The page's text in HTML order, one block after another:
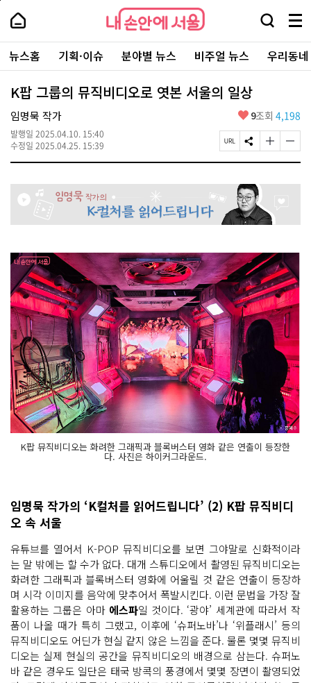
본
로
가
내
손
안
에
서
울
-
서
울
시
대
표
소
포
털
내
손
에
울
검
창
열
기
메
뉴
전
체
보
주
요
서
뉴스홈 기획·이슈 분야별 뉴스 비주얼 뉴스 우리동
K팝 그룹의 뮤직비디오로 엿본 서울의 일상
임명묵 작가
발행일 2025.04.10. 15:40
수정일 2025.04.25. 15:39
좋
요
9조회 4,198
페
이
U
L
복
사
S
N
공
유
하
기
글
자
기
게
변
경
기
글
자
기
경
기
K팝 뮤직비디오는 화려한 그래픽과 블록버스터 영화 같은 연출이 등장한
다. 사진은 하이커그라운드.
임명묵 작가의 ‘K컬처를 읽어드립니다’ (2) K팝 뮤직비디
오 속 서울
유튜브를 열어서 K-POP 뮤직비디오를 보면 그야말로 신화적이라
는 말 밖에는 할 수가 없다. 대개 스튜디오에서 촬영된 뮤직비디오는
화려한 그래픽과 블록버스터 영화에 어울릴 것 같은 연출이 등장하
며 시각 이미지를 음악에 맞추어서 폭발시킨다. 이런 문법을 가장 잘
활용하는 그룹은 아마 에스파일 것이다. ‘광야’ 세계관에 따라서 작
품이 나올 때가 특히 그랬고, 이후에 ‘슈퍼노바’나 ‘위플래시’ 등의
뮤직비디오도 어딘가 현실 같지 않은 느낌을 준다. 물론 몇몇 뮤직비
디오는 실제 현실의 공간을 뮤직비디오의 배경으로 삼는다. 슈퍼노
바 같은 경우도 일단은 태국 방콕의 풍경에서 몇몇 장면이 촬영되었
페
상
단
로